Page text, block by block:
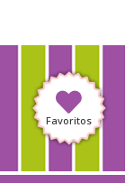
Favoritos